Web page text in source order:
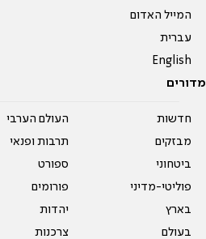
המייל האדום
עברית
English
מדורים
חדשות
מבזקים
ביטחוני
פוליטי-מדיני
בארץ
בעולם
העולם הערבי
תרבות ופנאי
ספורט
פורומים
יהדות
צרכנות